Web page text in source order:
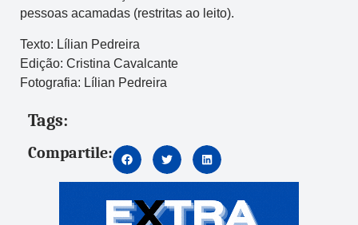
pessoas acamadas (restritas ao leito).
Texto: Lílian Pedreira
Edição: Cristina Cavalcante
Fotografia: Lílian Pedreira
Tags:
Compartile: